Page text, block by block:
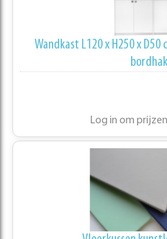
Wandkast L120 x H250 x
Log in om